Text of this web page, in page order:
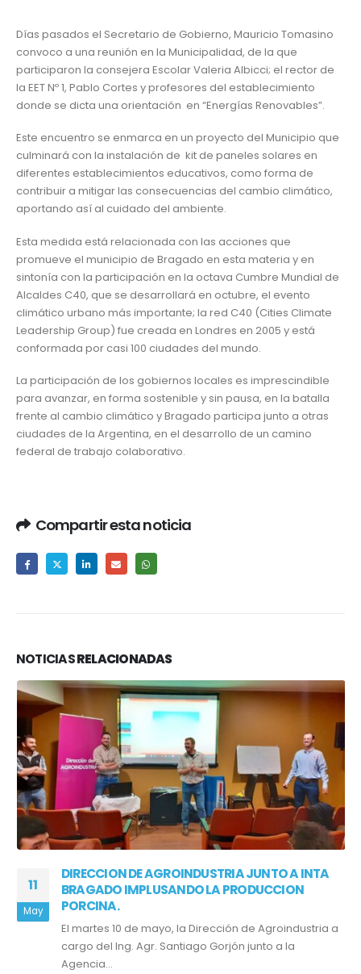
Días pasados el Secretario de Gobierno, Mauricio Tomasino
convoco a una reunión en la Municipalidad, de la que
participaron la consejera Escolar Valeria Albicci; el rector de
la EET Nº 1, Pablo Cortes y profesores del establecimiento
donde se dicta una orientación en “Energías Renovables”.
Este encuentro se enmarca en un proyecto del Municipio que
culminará con la instalación de kit de paneles solares en
diferentes establecimientos educativos, como forma de
contribuir a mitigar las consecuencias del cambio climático,
aportando así al cuidado del ambiente.
Esta medida está relacionada con las acciones que
promueve el municipio de Bragado en esta materia y en
sintonía con la participación en la octava Cumbre Mundial de
Alcaldes C40, que se desarrollará en octubre, el evento
climático urbano más importante; la red C40 (Cities Climate
Leadership Group) fue creada en Londres en 2005 y está
conformada por casi 100 ciudades del mundo.
La participación de los gobiernos locales es imprescindible
para avanzar, en forma sostenible y sin pausa, en la batalla
frente al cambio climático y Bragado participa junto a otras
ciudades de la Argentina, en el desarrollo de un camino
federal de trabajo colaborativo.
Compartir esta noticia
NOTICIASRELACIONADAS
11
May
DIRECCION DE AGROINDUSTRIA JUNTO A INTA
BRAGADO IMPLUSANDO LA PRODUCCION
PORCINA.
El martes 10 de mayo, la Dirección de Agroindustria a
cargo del Ing. Agr. Santiago Gorjón junto a la
Agencia...